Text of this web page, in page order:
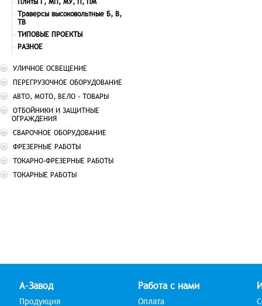
Траверсы высоковольтные Б, В,
ТВ
ТИПОВЫЕ ПРОЕКТЫ
РАЗНОЕ
УЛИЧНОЕ ОСВЕЩЕНИЕ
ПЕРЕГРУЗОЧНОЕ ОБОРУДОВАНИЕ
АВТО, МОТО, ВЕЛО - ТОВАРЫ
ОТБОЙНИКИ И ЗАЩИТНЫЕ
ОГРАЖДЕНИЯ
СВАРОЧНОЕ ОБОРУДОВАНИЕ
ФРЕЗЕРНЫЕ РАБОТЫ
ТОКАРНО-ФРЕЗЕРНЫЕ РАБОТЫ
ТОКАРНЫЕ РАБОТЫ
А-Завод
Продукция
Работа с нами
Оплата